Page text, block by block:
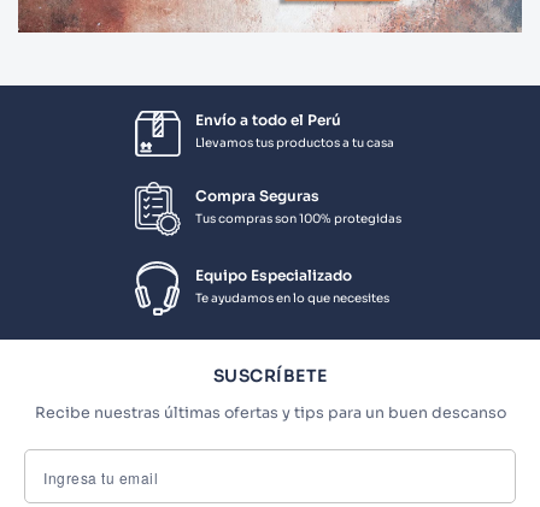
Envío a todo el Perú
Llevamos tus productos a tu casa
Compra Seguras
Tus compras son 100% protegidas
Equipo Especializado
Te ayudamos en lo que necesites
SUSCRÍBETE
Recibe nuestras últimas ofertas y tips para un buen descanso